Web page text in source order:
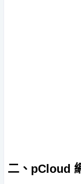
二、pCloud